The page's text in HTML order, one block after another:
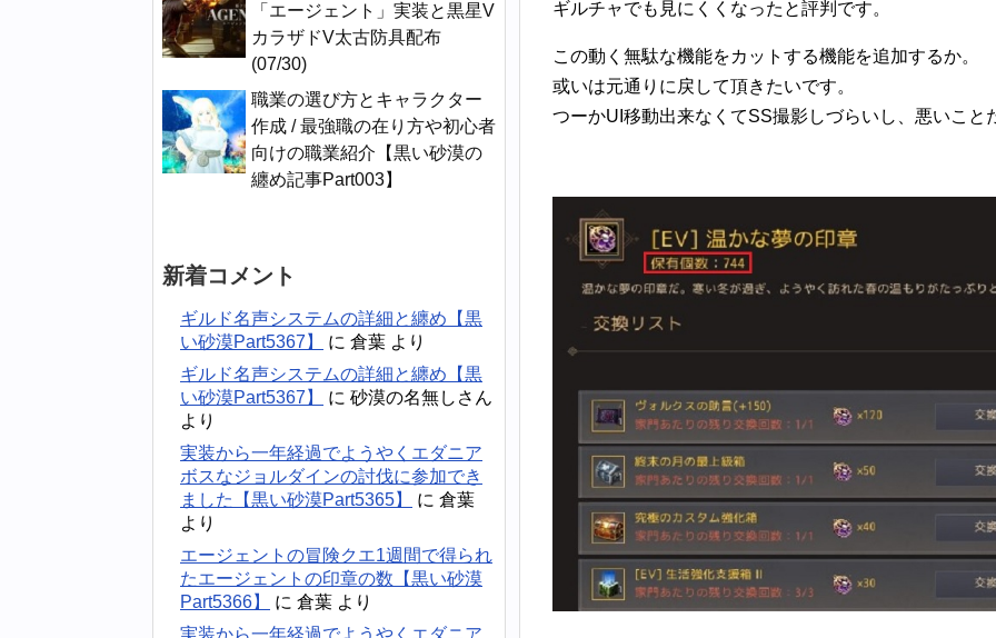
ギルチャでも見にくくなったと評判です。
この動く無駄な機能をカットする機能を追加するか。
或いは元通りに戻して頂きたいです。
つーかUI移動出来なくてSS撮影しづらいし、悪いこと
「エージェント」実装と黒星V
カラザドV太古防具配布
(07/30)
職業の選び方とキャラクター
作成 / 最強職の在り方や初心者
向けの職業紹介【黒い砂漠の
纏め記事Part003】
新着コメント
ギルド名声システムの詳細と纏め【黒
い砂漠Part5367】
に 倉葉 より
ギルド名声システムの詳細と纏め【黒
い砂漠Part5367】
に 砂漠の名無しさん
より
実装から一年経過でようやくエダニア
ボスなジョルダインの討伐に参加でき
ました【黒い砂漠Part5365】
に 倉葉
より
エージェントの冒険クエ1週間で得られ
たエージェントの印章の数【黒い砂漠
Part5366】
に 倉葉 より